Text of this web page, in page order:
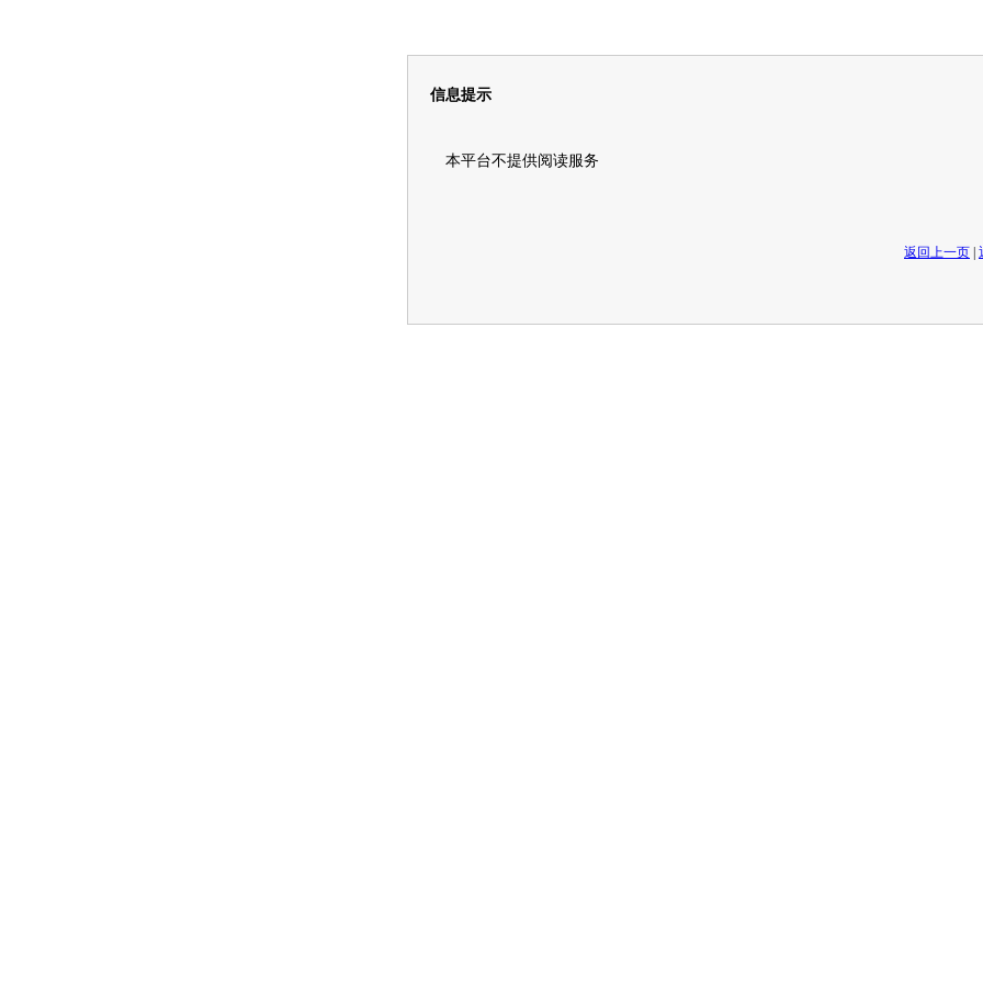
信息提示
本平台不提供阅读服务
返回上一页 |